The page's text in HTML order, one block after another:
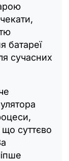
батареї
сучасних
суттєво